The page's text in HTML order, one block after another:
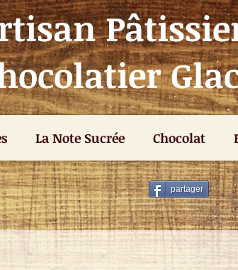
La Note Sucrée Chocolat
partager